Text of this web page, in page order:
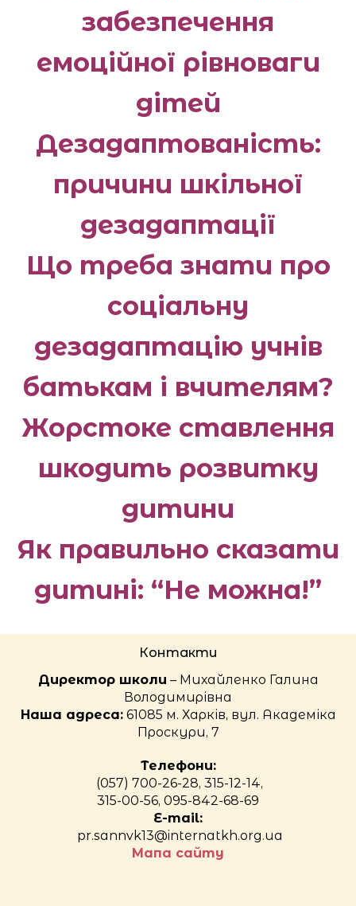
забезпечення
емоційної рівноваги
дітей
Дезадаптованість:
причини шкільної
дезадаптації
Що треба знати про
соціальну
дезадаптацію учнів
батькам і вчителям?
Жорстоке ставлення
шкодить розвитку
дитини
Як правильно сказати
дитині: “Не можна!”
Контакти
Директор школи – Михайленко Галина
Володимирівна
Наша адреса:61085 м. Харків, вул. Академіка
Проскури, 7
Телефони:
(057) 700-26-28, 315-12-14,
315-00-56, 095-842-68-69
E-mail:
pr.sannvk13@internatkh.org.ua
Мапа сайту